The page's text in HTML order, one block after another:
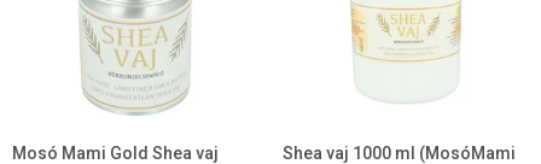
Mosó Mami Gold Shea vaj
Shea vaj 1000 ml (MosóMami